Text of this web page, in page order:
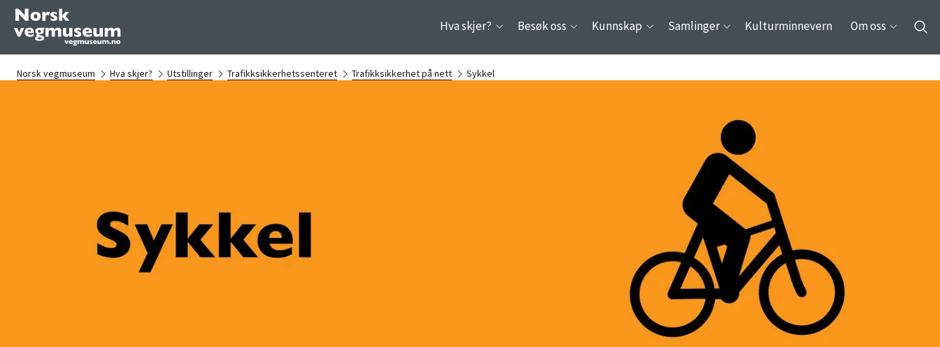
Hva skjer? Besøk oss Kunnskap Samlinger Kulturminnevern Om oss
Norsk vegmuseum Hva skjer? Utstillinger Trafikksikkerhetssenteret Trafikksikkerhet på nett Sykkel